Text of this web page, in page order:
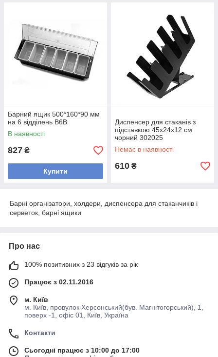
Барний ящик 500*160*90 мм
на 6 відділень B6B
В наявності
827 ₴
Купити
Диспенсер для стаканів з
підставкою 45х24х12 см
чорний 302025
Немає в наявності
610 ₴
Барні організатори, холдери, диспенсера для стаканчиків і
серветок, барні ящики
Про нас
100% позитивних з 23 відгуків за рік
Працює з 02.11.2016
м. Київ
м. Київ, провулок Херсонський(був. Магнітогорський), 1,
поверх -1, офіс 01, Київ, Україна
Контакти
Сьогодні працює з 10:00 до 17:00